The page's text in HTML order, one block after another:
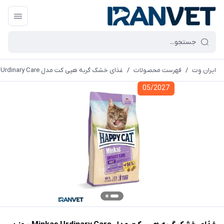
ایران وِت / فهرست محصولات / غذای خشک گربه هپی کت مدل Minkas Urdinary Care - وزن 10 کیلوگرم
05/2027